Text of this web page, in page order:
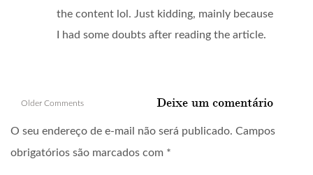
the content lol. Just kidding, mainly because
I had some doubts after reading the article.
Comment
Older Comments Deixe um comentário
O seu endereço de e-mail não será publicado. Campos
obrigatórios são marcados com *